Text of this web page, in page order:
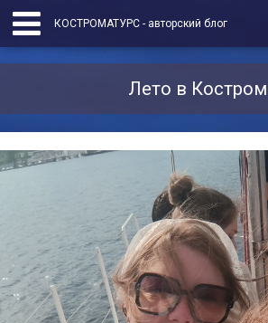
КОСТРОМАТУРС - авторский блог
Лето в